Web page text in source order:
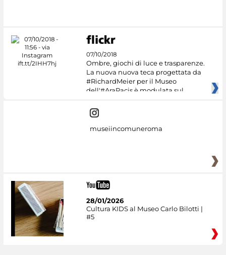
07/10/2018
Ombre, giochi di luce e trasparenze.
La nuova nuova teca progettata da
#RichardMeier per il Museo
dell'#AraPacis è modulata sul
museiincomuneroma
28/01/2026
Cultura KIDS al Museo Carlo Bilotti |
#5